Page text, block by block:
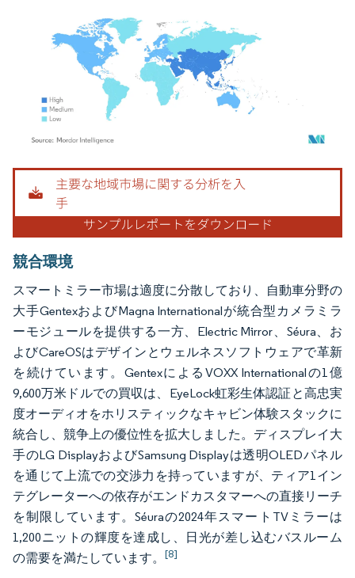
画像 © Mordor Intelligence。再利用にはCC BY 4.0の表示が必要です。
競合環境
スマートミラー市場は適度に分散しており、自動車分野の
大手GentexおよびMagna Internationalが統合型カメラミラ
ーモジュールを提供する一方、Electric Mirror、Séura、お
よびCareOSはデザインとウェルネスソフトウェアで革新
を続けています。GentexによるVOXX Internationalの1億
9,600万米ドルでの買収は、EyeLock虹彩生体認証と高忠実
度オーディオをホリスティックなキャビン体験スタックに
統合し、競争上の優位性を拡大しました。ディスプレイ大
手のLG DisplayおよびSamsung Displayは透明OLEDパネル
を通じて上流での交渉力を持っていますが、ティア1イン
テグレーターへの依存がエンドカスタマーへの直接リーチ
を制限しています。Séuraの2024年スマートTVミラーは
1,200ニットの輝度を達成し、日光が差し込むバスルーム
の需要を満たしています。 [8]